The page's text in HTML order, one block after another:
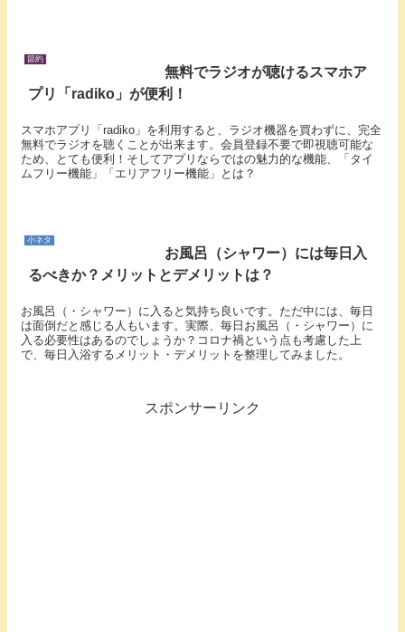
節約
無料でラジオが聴けるスマホア
プリ「radiko」が便利！
スマホアプリ「radiko」を利用すると、ラジオ機器を買わずに、完全
無料でラジオを聴くことが出来ます。会員登録不要で即視聴可能な
ため、とても便利！そしてアプリならではの魅力的な機能、「タイ
ムフリー機能」「エリアフリー機能」とは？
小ネタ
お風呂（シャワー）には毎日入
るべきか？メリットとデメリットは？
お風呂（・シャワー）に入ると気持ち良いです。ただ中には、毎日
は面倒だと感じる人もいます。実際、毎日お風呂（・シャワー）に
入る必要性はあるのでしょうか？コロナ禍という点も考慮した上
で、毎日入浴するメリット・デメリットを整理してみました。
スポンサーリンク